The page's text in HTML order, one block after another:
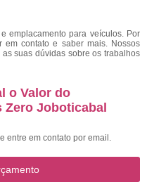
emplacamento para veículos. Por
contato e saber mais. Nossos
suas dúvidas sobre os trabalhos
o Valor do
Zero Joboticabal
e entre em contato por email.